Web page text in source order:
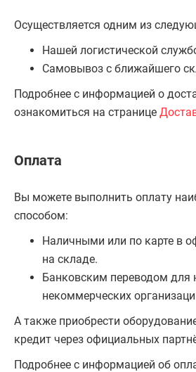
Осуществляется одним из
Нашей логистической
Самовывоз с ближайшего
Подробнее с информацией о
ознакомиться на странице
Оплата
Вы можете выполнить оплату
способом:
Наличными или по карте в
на складе.
Банковским переводом для
некоммерческих
А также приобрести
кредит через официальных
Подробнее с информацией об